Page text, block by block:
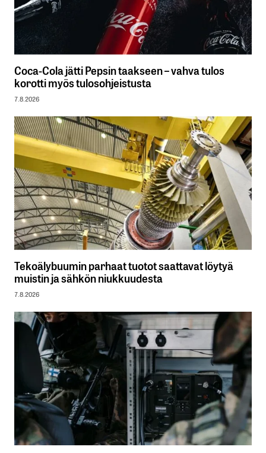
Coca-Cola jätti Pepsin taakseen – vahva tulos
korotti myös tulosohjeistusta
7.8.2026
Tekoälybuumin parhaat tuotot saattavat löytyä
muistin ja sähkön niukkuudesta
7.8.2026